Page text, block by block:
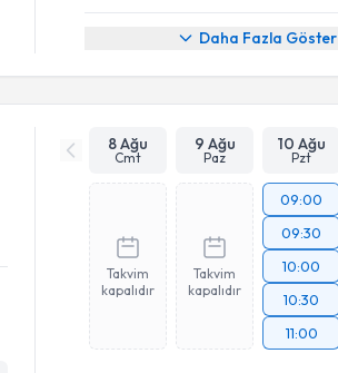
Daha Fazla Göster
8 Ağu
Cmt
9 Ağu
Paz
10 Ağu
Pzt
Takvim
kapalıdır
Takvim
kapalıdır
09:00
09:30
10:00
10:30
11:00